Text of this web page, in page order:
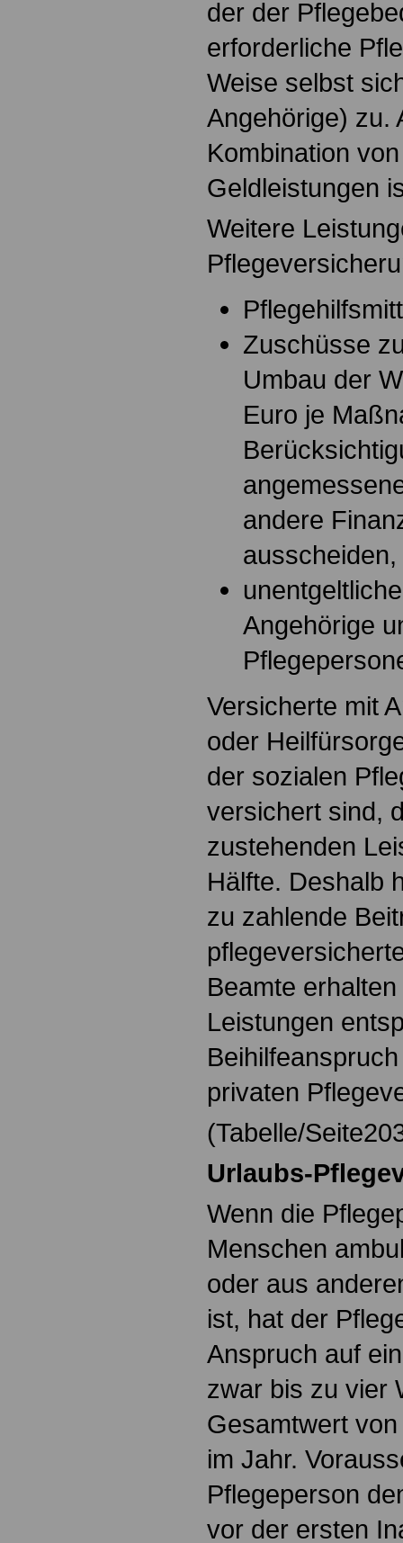
der der
erforderliche
Weise selbst
Angehörige) zu.
Kombination
Geldleistungen
Weitere
Zuschüsse
Umbau der
Euro je
andere
ausscheiden,
Angehörige
Versicherte mit
oder
der sozialen
versichert sind,
zustehenden
Hälfte. Deshalb
zu zahlende
Beamte
Leistungen
privaten
(Tabelle/
Urlaubs-
Wenn die
Menschen
oder aus
ist, hat der
Anspruch auf
zwar bis zu vier
Gesamtwert
im Jahr.
Pflegeperson
vor der ersten